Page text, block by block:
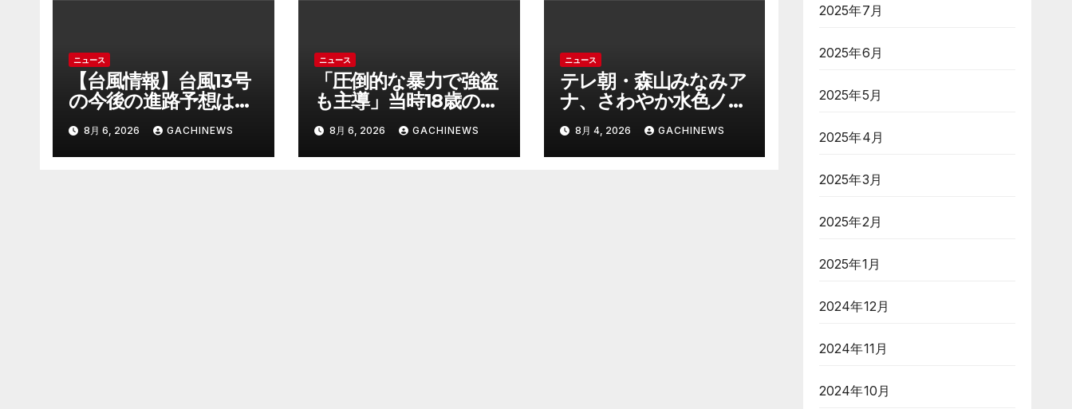
ニュース
【台風情報】台風13号
の今後の進路予想は
7日（金）に沖縄本島
に直撃するおそれ 一
部の家屋が倒壊するお
8月 6, 2026 GACHINEWS
ニュース
「圧倒的な暴力で強盗
も主導」当時18歳の特
定少年に”無期懲役”求
刑の背景『年齢の若さ
で説明できないほど悪
8月 6, 2026 GACHINEWS
ニュース
テレ朝・森山みなみア
ナ、さわやか水色ノー
スリ姿で神スタイル炸
裂 「爽やかで可愛
い」「最上級にお似合
8月 4, 2026 GACHINEWS
2025年7月
2025年6月
2025年5月
2025年4月
2025年3月
2025年2月
2025年1月
2024年12月
2024年11月
2024年10月